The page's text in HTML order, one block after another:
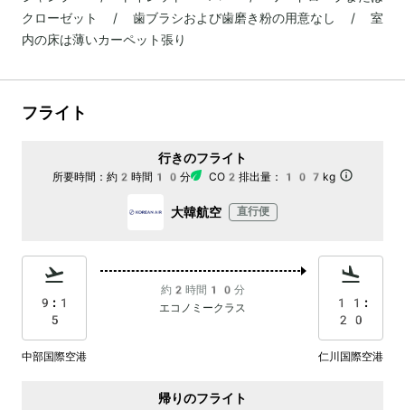
クローゼット / 歯ブラシおよび歯磨き粉の用意なし / 室
内の床は薄いカーペット張り
フライト
行きのフライト
所要時間： 約2時間10分 CO2排出量： 107kg
大韓航空 直行便
9:1
5
約2時間10分
エコノミークラス
11:
20
中部国際空港 仁川国際空港
帰りのフライト